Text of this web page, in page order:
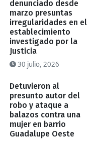
denunciado desde
marzo presuntas
irregularidades en el
establecimiento
investigado por la
Justicia
30 julio, 2026
Detuvieron al
presunto autor del
robo y ataque a
balazos contra una
mujer en barrio
Guadalupe Oeste